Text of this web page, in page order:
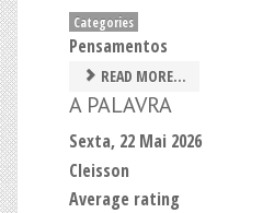
Categories
Pensamentos
READ MORE...
A PALAVRA
Sexta, 22 Mai 2026
Cleisson
Average rating